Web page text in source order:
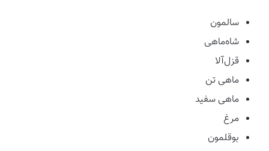
سالمون
شاه‌ماهی
قزل‌آلا
ماهی تن
ماهی سفید
مرغ
بوقلمون